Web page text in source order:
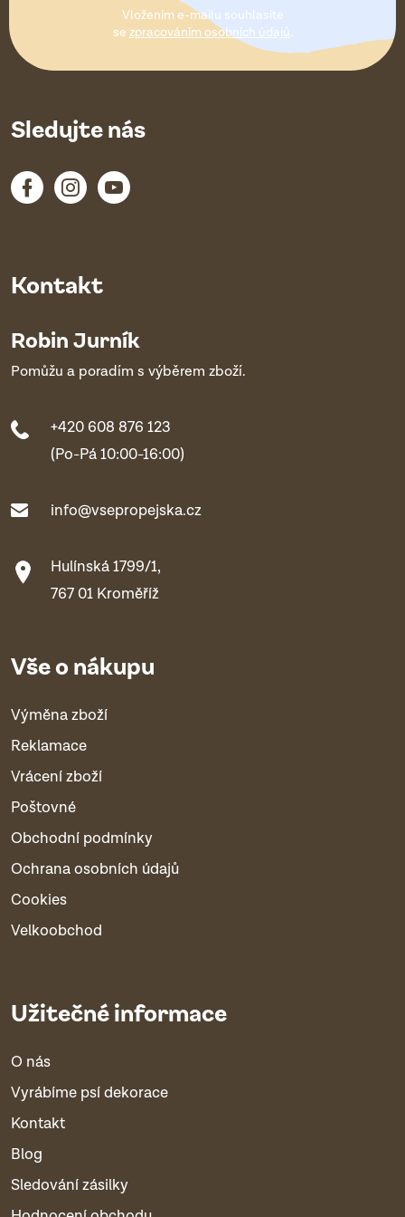
Vložením e-mailu souhlasíte
se zpracováním osobních údajů.
Kontakt
Robin Jurník
Pomůžu a poradím s výběrem zboží.
+420 608 876 123
(Po-Pá 10:00-16:00)
info@vsepropejska.cz
Hulínská 1799/1,
767 01 Kroměříž
Vše o nákupu
Výměna zboží
Reklamace
Vrácení zboží
Poštovné
Obchodní podmínky
Ochrana osobních údajů
Cookies
Velkoobchod
Užitečné informace
O nás
Vyrábíme psí dekorace
Kontakt
Blog
Sledování zásilky
Sledujte nás